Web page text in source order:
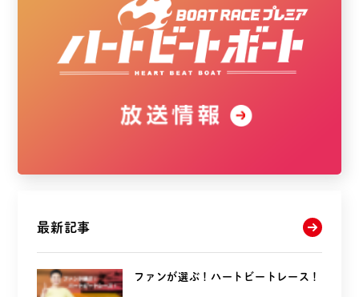
最新記事
ファンが選ぶ！ハートビートレース！